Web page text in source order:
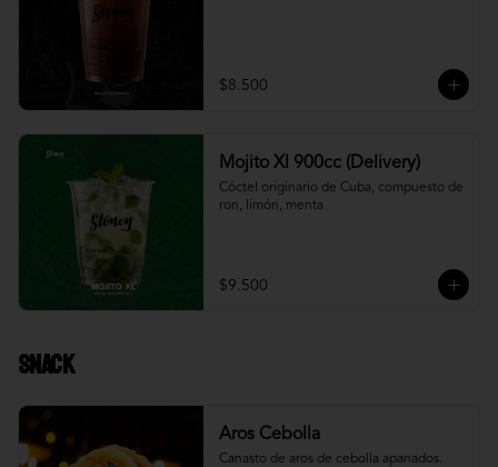
$8.500
Mojito Xl 900cc (Delivery)
Cóctel originario de Cuba, compuesto de
ron, limón, menta
$9.500
Snack
Aros Cebolla
Canasto de aros de cebolla apanados.